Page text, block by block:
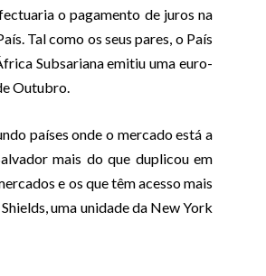
o pagamento de juros na
Tal como os seus pares, o País
Subsariana emitiu uma euro-
Outubro.
países onde o mercado está a
mais do que duplicou em
e os que têm acesso mais
uma unidade da New York